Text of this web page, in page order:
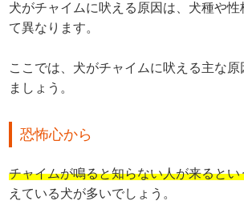
犬がチャイムに吠える原因は、犬種や性
て異なります。
ここでは、犬がチャイムに吠える主な原
ましょう。
恐怖心から
チャイムが鳴ると知らない人が来るとい
えている犬が多いでしょう。